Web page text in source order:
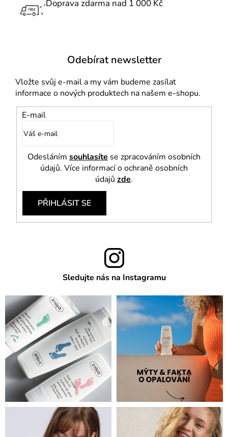
y
i
s
u
Doprava zdarma nad 1 000 Kč
Odebírat newsletter
Vložte svůj e-mail a my vám budeme zasílat
informace o nových produktech na našem e-shopu.
E-mail
Odesláním souhlasíte se zpracováním osobních
údajů. Více informací o ochraně osobních
údajů zde.
PŘIHLÁSIT SE
Sledujte nás na Instagramu